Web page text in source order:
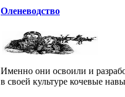
Оленеводство
Именно они освоили и
в своей культуре кочевые